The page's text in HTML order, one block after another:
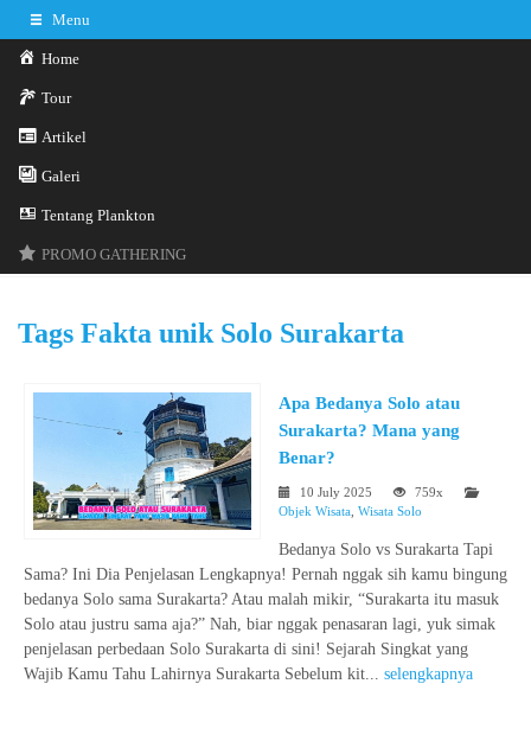
Menu
Home
Tour
Artikel
Galeri
Tentang Plankton
PROMO GATHERING
Tags Fakta unik Solo Surakarta
Apa Bedanya Solo atau
Surakarta? Mana yang
Benar?
10 July 2025
759x
Objek Wisata Wisata Solo
Bedanya Solo vs Surakarta Tapi
Sama? Ini Dia Penjelasan Lengkapnya! Pernah nggak sih kamu bingung
bedanya Solo sama Surakarta? Atau malah mikir, “Surakarta itu masuk
Solo atau justru sama aja?” Nah, biar nggak penasaran lagi, yuk simak
penjelasan perbedaan Solo Surakarta di sini! Sejarah Singkat yang
Wajib Kamu Tahu Lahirnya Surakarta Sebelum kit... selengkapnya